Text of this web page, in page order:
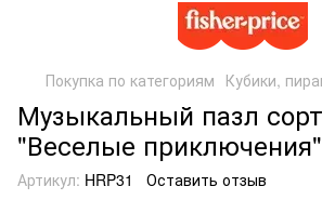
Покупка по категориям Кубики,
Музыкальный пазл
"Веселые
Артикул: HRP31 Оставить отзыв